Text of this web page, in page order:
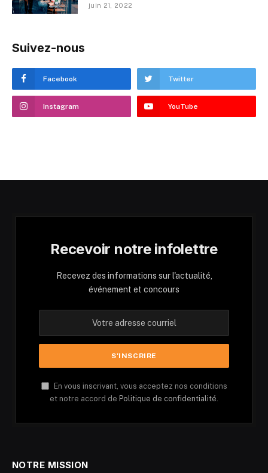
juin 21, 2022
Suivez-nous
Facebook Twitter
Instagram YouTube
Recevoir notre infolettre
Recevez des informations sur l'actualité,
événement et concours
En vous inscrivant, vous acceptez nos conditions
et notre accord de Politique de confidentialité.
NOTRE MISSION